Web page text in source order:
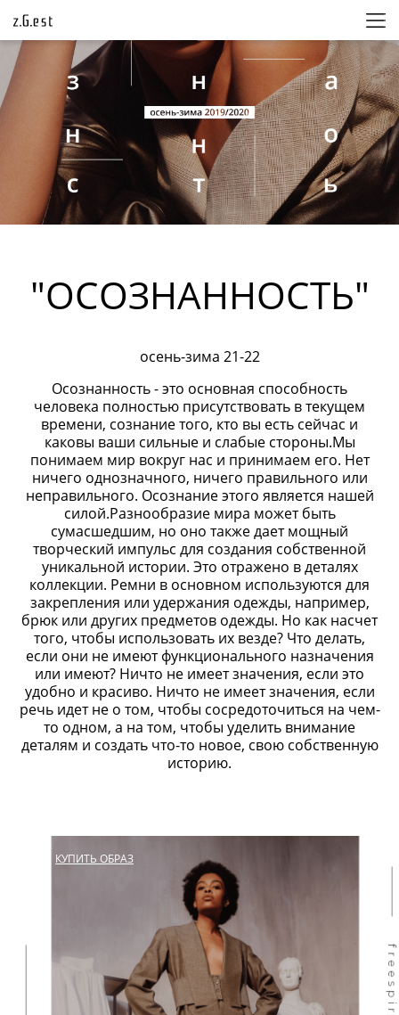
"ОСОЗНАННОСТЬ"
осень-зима 21-22
Осознанность - это основная способность
человека полностью присутствовать в текущем
времени, сознание того, кто вы есть сейчас и
каковы ваши сильные и слабые стороны.Мы
понимаем мир вокруг нас и принимаем его. Нет
ничего однозначного, ничего правильного или
неправильного. Осознание этого является нашей
силой.Разнообразие мира может быть
сумасшедшим, но оно также дает мощный
творческий импульс для создания собственной
уникальной истории. Это отражено в деталях
коллекции. Ремни в основном используются для
закрепления или удержания одежды, например,
брюк или других предметов одежды. Но как насчет
того, чтобы использовать их везде? Что делать,
если они не имеют функционального назначения
или имеют? Ничто не имеет значения, если это
удобно и красиво. Ничто не имеет значения, если
речь идет не о том, чтобы сосредоточиться на чем-
то одном, а на том, чтобы уделить внимание
деталям и создать что-то новое, свою собственную
историю.
КУПИТЬ ОБРАЗ